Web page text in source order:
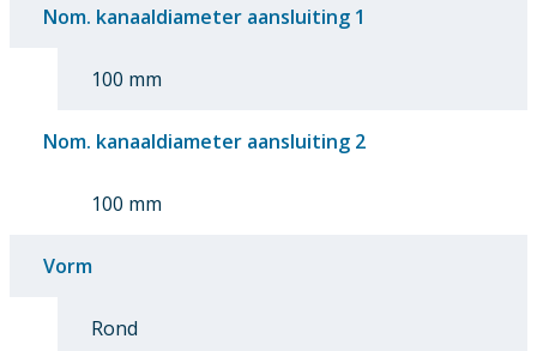
Nom. kanaaldiameter aansluiting 1
100 mm
Nom. kanaaldiameter aansluiting 2
100 mm
Vorm
Rond